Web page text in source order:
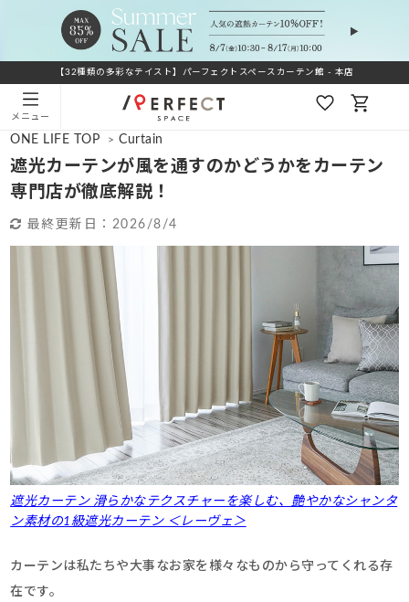
【32種類の多彩なテイスト】パーフェクトスペースカーテン館 - 本店
メニュー
ONE LIFE TOP > Curtain
遮光カーテンが風を通すのかどうかをカーテン
専門店が徹底解説！
最終更新日： 2026/8/4
遮光カーテン 滑らかなテクスチャーを楽しむ、艶やかなシャンタ
ン素材の1級遮光カーテン ＜レーヴェ＞
カーテンは私たちや大事なお家を様々なものから守ってくれる存
在です。